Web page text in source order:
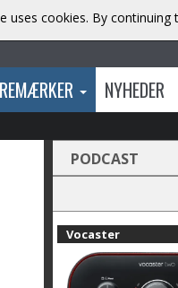
NYHEDER
PODCAST
Vocaster
uses cookies. By